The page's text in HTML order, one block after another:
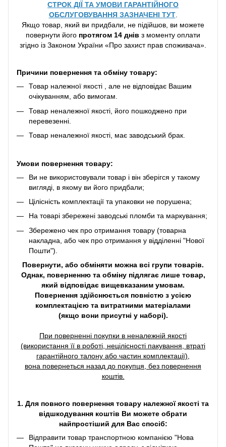
СТРОК ДІЇ ТА УМОВИ ГАРАНТІЙНОГО
ОБСЛУГОВУВАННЯ ЗАЗНАЧЕНІ ТУТ.
Якщо товар, який ви придбали, не підійшов, ви можете
повернути його протягом 14 днів з моменту оплати
згідно із Законом України «Про захист прав споживача».
Причини повернення та обміну товару:
Товар належної якості , але не відповідає Вашим
очікуванням, або вимогам.
Товар неналежної якості, його пошкоджено при
перевезенні.
Товар неналежної якості, має заводський брак.
Умови повернення товару:
Ви не використовували товар і він зберігся у такому
вигляді, в якому ви його придбали;
Цілісність комплектації та упаковки не порушена;
На товарі збережені заводські пломби та маркування;
Збережено чек про отримання товару (товарна
накладна, або чек про отримання у відділенні "Нової
Пошти").
Повернути, або обміняти можна всі групи товарів.
Однак, поверненню та обміну підлягає лише товар,
який відповідає вищевказаним умовам.
Повернення здійснюється повністю з усією
комплектацією та витратними матеріалами
(якщо вони присутні у наборі).
При поверненні покупки в неналежній якості
(використання її в роботі, нецілісності пакування, втраті
гарантійного талону або частин комплектації),
вона повернеться назад до покупця, без повернення
коштів.
1. Для повного повернення товару належної якості та
відшкодування коштів Ви можете обрати
найпростіший для Вас спосіб:
Відправити товар транспортною компанією "Нова